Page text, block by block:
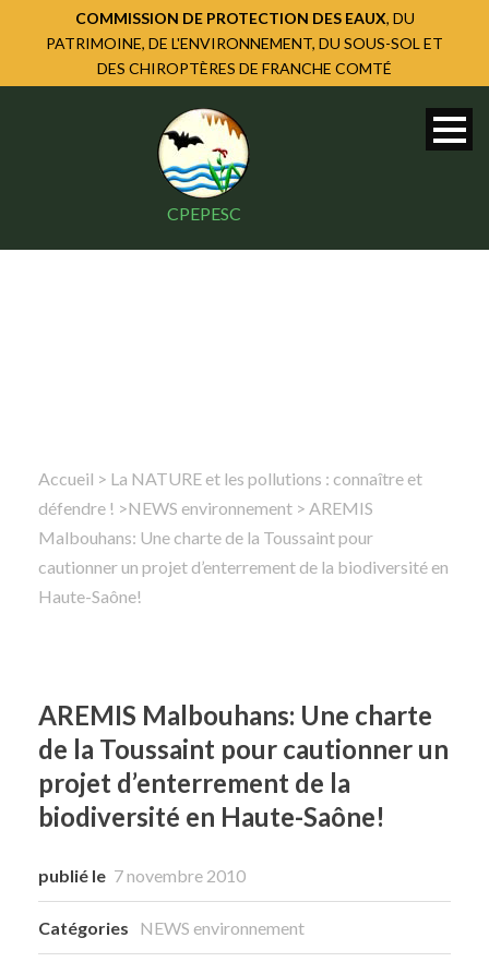
COMMISSION DE PROTECTION DES EAUX, DU
PATRIMOINE, DE L'ENVIRONNEMENT, DU SOUS-SOL ET
DES CHIROPTÈRES DE FRANCHE COMTÉ
CPEPESC
Rechercher
Accueil > La NATURE et les pollutions : connaître et
défendre ! >NEWS environnement > AREMIS
Malbouhans: Une charte de la Toussaint pour
cautionner un projet d’enterrement de la biodiversité en
Haute-Saône!
AREMIS Malbouhans: Une charte
de la Toussaint pour cautionner un
projet d’enterrement de la
biodiversité en Haute-Saône!
publié le 7 novembre 2010
Catégories NEWS environnement